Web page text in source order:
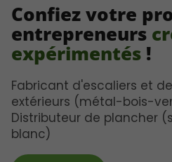
Confiez votre
entrepreneurs
expérimentés !
Fabricant d'escaliers et
extérieurs (métal-bois-
Distributeur de plancher
blanc)